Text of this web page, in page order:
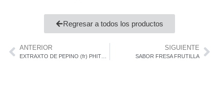
Regresar a todos los productos
ANTERIOR SIGUIENTE
SABOR FRESA FRUTILLA